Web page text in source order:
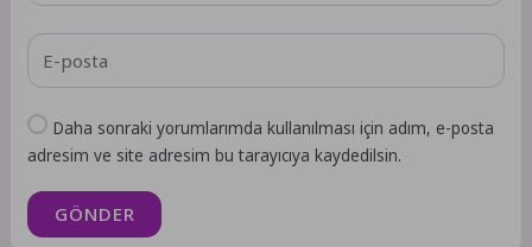
Daha sonraki yorumlarımda kullanılması için adım, e-posta
adresim ve site adresim bu tarayıcıya kaydedilsin.
GÖNDER